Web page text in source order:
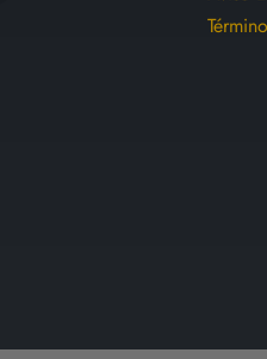
en